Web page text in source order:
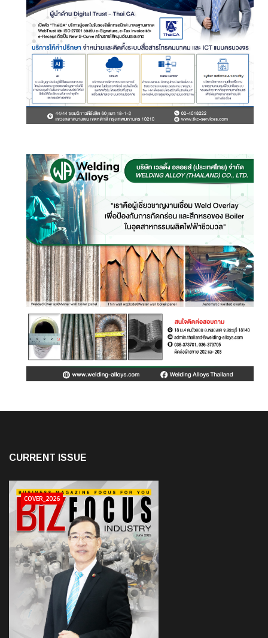
CURRENT ISSUE
COVER_2026